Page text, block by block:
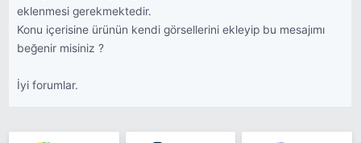
eklenmesi gerekmektedir.
Konu içerisine ürünün kendi görsellerini ekleyip bu mesajımı
beğenir misiniz ?
İyi forumlar.